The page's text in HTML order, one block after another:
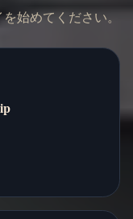
始めてください。